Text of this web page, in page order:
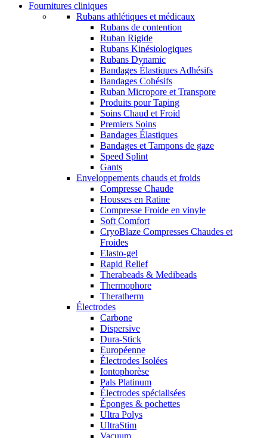
Fournitures cliniques
Rubans athlétiques et médicaux
Rubans de contention
Ruban Rigide
Rubans Kinésiologiques
Rubans Dynamic
Bandages Élastiques Adhésifs
Bandages Cohésifs
Ruban Micropore et Transpore
Produits pour Taping
Soins Chaud et Froid
Premiers Soins
Bandages Élastiques
Bandages et Tampons de gaze
Speed Splint
Gants
Enveloppements chauds et froids
Compresse Chaude
Housses en Ratine
Compresse Froide en vinyle
Soft Comfort
CryoBlaze Compresses Chaudes et
Froides
Elasto-gel
Rapid Relief
Therabeads & Medibeads
Thermophore
Theratherm
Électrodes
Carbone
Dispersive
Dura-Stick
Européenne
Électrodes Isolées
Iontophorèse
Pals Platinum
Électrodes spécialisées
Éponges & pochettes
Ultra Polys
UltraStim